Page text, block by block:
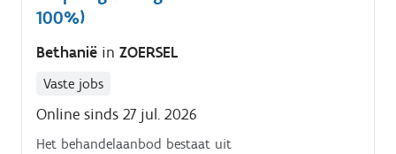
100%)
Bethanië in ZOERSEL
Vaste jobs
Online sinds 27 jul. 2026
Het behandelaanbod bestaat uit